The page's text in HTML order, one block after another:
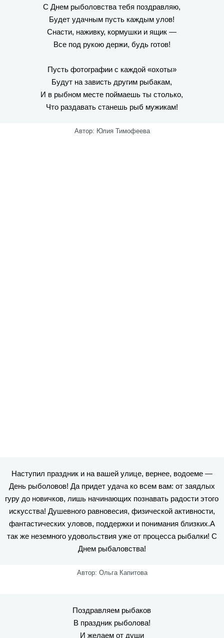
С Днем рыболовства тебя поздравляю,
Будет удачным пусть каждым улов!
Снасти, наживку, кормушки и ящик —
Все под рукою держи, будь готов!
Пусть фотографии с каждой «охоты»
Будут на зависть другим рыбакам,
И в рыбном месте поймаешь ты столько,
Что раздавать станешь рыб мужикам!
Автор: Юлия Тимофеева
Наступил праздник и на вашей улице, вернее, водоеме —
День рыболовов! Да придет удача ко всем вам: от заядлых
гуру до новичков, лишь начинающих познавать радости этого
искусства! Душевного равновесия, физической активности,
фантастических уловов, поддержки и понимания близких.А
так же неземного удовольствия уже от процесса рыбалки! С
Днем рыбаловства!
Автор: Ольга Капитова
Поздравляем рыбаков
В праздник рыболова!
И желаем от души